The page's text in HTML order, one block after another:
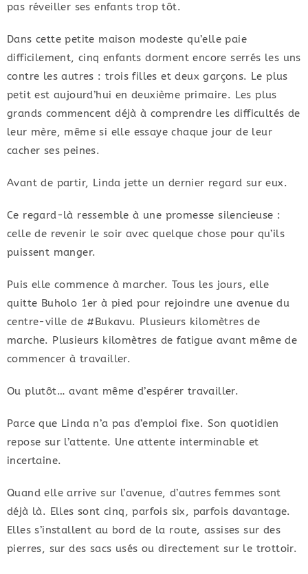
pas réveiller ses enfants trop tôt.
Dans cette petite maison modeste qu’elle paie
difficilement, cinq enfants dorment encore serrés les uns
contre les autres : trois filles et deux garçons. Le plus
petit est aujourd’hui en deuxième primaire. Les plus
grands commencent déjà à comprendre les difficultés de
leur mère, même si elle essaye chaque jour de leur
cacher ses peines.
Avant de partir, Linda jette un dernier regard sur eux.
Ce regard-là ressemble à une promesse silencieuse :
celle de revenir le soir avec quelque chose pour qu’ils
puissent manger.
Puis elle commence à marcher. Tous les jours, elle
quitte Buholo 1er à pied pour rejoindre une avenue du
centre-ville de #Bukavu. Plusieurs kilomètres de
marche. Plusieurs kilomètres de fatigue avant même de
commencer à travailler.
Ou plutôt… avant même d’espérer travailler.
Parce que Linda n’a pas d’emploi fixe. Son quotidien
repose sur l’attente. Une attente interminable et
incertaine.
Quand elle arrive sur l’avenue, d’autres femmes sont
déjà là. Elles sont cinq, parfois six, parfois davantage.
Elles s’installent au bord de la route, assises sur des
pierres, sur des sacs usés ou directement sur le trottoir.